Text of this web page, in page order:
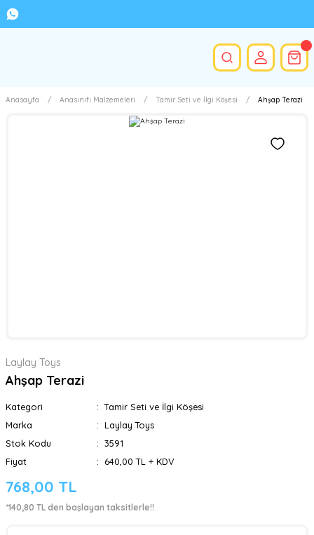
Anasayfa Anasınıfı Malzemeleri Tamir Seti ve İlgi Köşesi Ahşap Terazi
Laylay Toys
Ahşap Terazi
Kategori
Tamir Seti ve İlgi Köşesi
Marka
Laylay Toys
Stok Kodu
3591
Fiyat
640,00 TL + KDV
768,00 TL
*140,80 TL den başlayan taksitlerle!!